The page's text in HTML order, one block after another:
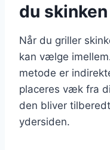
du
Når du griller
kan vælge
metode er
placeres væk fra
den bliver
ydersiden.